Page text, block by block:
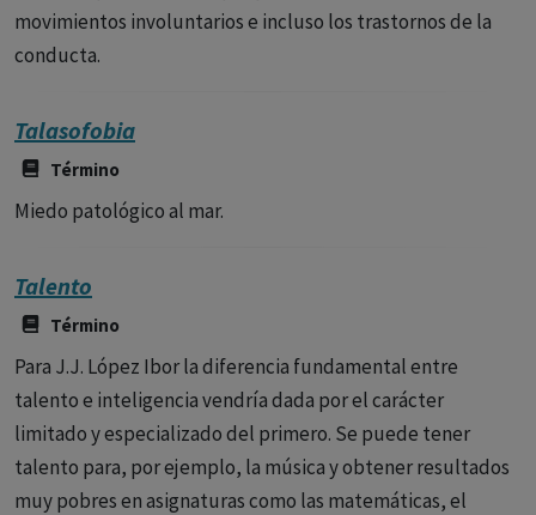
movimientos involuntarios e incluso los trastornos de la
conducta.
Talasofobia
Término
Miedo patológico al mar.
Talento
Término
Para J.J. López Ibor la diferencia fundamental entre
talento e inteligencia vendría dada por el carácter
limitado y especializado del primero. Se puede tener
talento para, por ejemplo, la música y obtener resultados
muy pobres en asignaturas como las matemáticas, el